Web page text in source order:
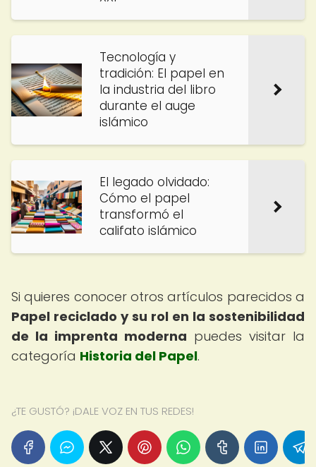
Tecnología y
tradición: El papel en
la industria del libro
durante el auge
islámico
El legado olvidado:
Cómo el papel
transformó el
califato islámico
Si quieres conocer otros artículos parecidos a
Papel reciclado y su rol en la sostenibilidad
de la imprenta moderna puedes visitar la
categoría Historia del Papel.
¿TE GUSTÓ? ¡DALE VOZ EN TUS REDES!